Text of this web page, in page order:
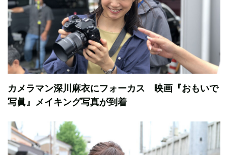
カメラマン深川麻衣にフォーカス 映画『おもいで
写眞』メイキング写真が到着